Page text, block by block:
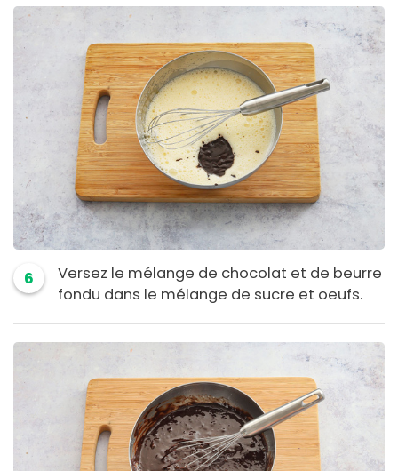
6
Versez le mélange de chocolat et de beurre
fondu dans le mélange de sucre et oeufs.